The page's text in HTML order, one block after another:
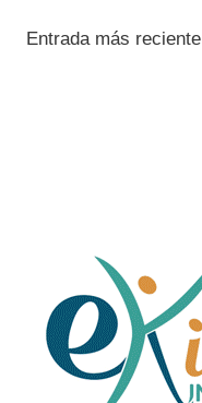
Entrada más reciente